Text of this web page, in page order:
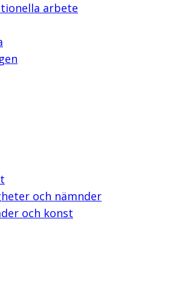
arbete
och nämnder
och konst